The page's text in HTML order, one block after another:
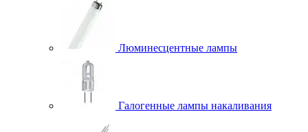
Люминесцентные лампы
Галогенные лампы накаливания